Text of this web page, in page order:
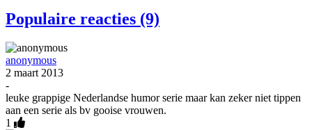
Populaire reacties (9)
anonymous
2 maart 2013
-
leuke grappige Nederlandse humor serie maar kan zeker niet tippen
aan een serie als bv gooise vrouwen.
1